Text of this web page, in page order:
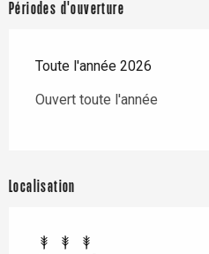
Périodes d'ouverture
Toute l'année 2026
Ouvert toute l'année
Localisation